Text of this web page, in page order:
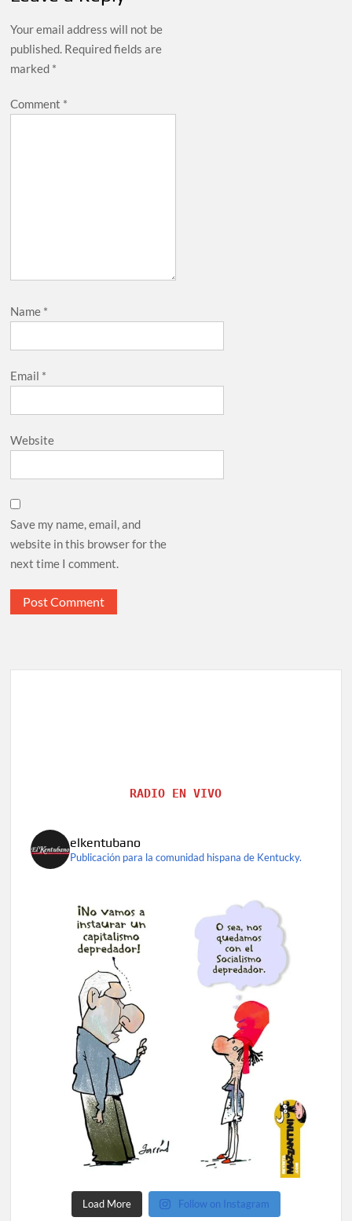
Your email address will not be
published. Required fields are
marked *
Comment *
Name *
Email *
Website
Save my name, email, and
website in this browser for the
next time I comment.
RADIO EN VIVO
elkentubano
Publicación para la comunidad hispana de Kentucky.
Load More Follow on Instagram